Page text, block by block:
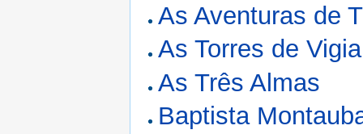
As Aventuras de
As Torres de Vigia
As Três Almas
Baptista